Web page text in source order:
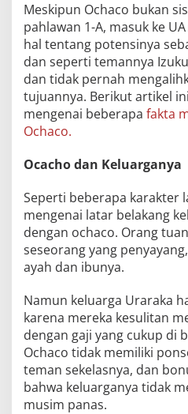
Meskipun Ochaco bukan
pahlawan 1-A, masuk ke
hal tentang potensinya
dan seperti temannya
dan tidak pernah
tujuannya. Berikut artikel
mengenai beberapa fakta
Ochaco.
Ocacho dan Keluarganya
Seperti beberapa karakter
mengenai latar belakang
dengan ochaco. Orang
seseorang yang
ayah dan ibunya.
Namun keluarga Uraraka
karena mereka kesulitan
dengan gaji yang cukup di
Ochaco tidak memiliki
teman sekelasnya, dan
bahwa keluarganya tidak
musim panas.